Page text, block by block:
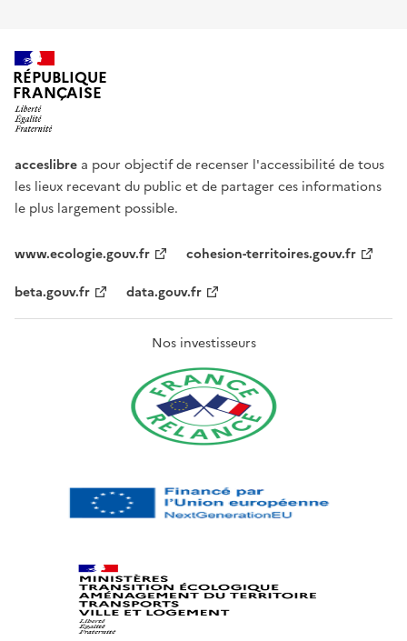
RÉPUBLIQUE
FRANÇAISE
acceslibre a pour objectif de recenser l'accessibilité de tous
les lieux recevant du public et de partager ces informations
le plus largement possible.
www.ecologie.gouv.fr
cohesion-territoires.gouv.fr
beta.gouv.fr
data.gouv.fr
Nos investisseurs